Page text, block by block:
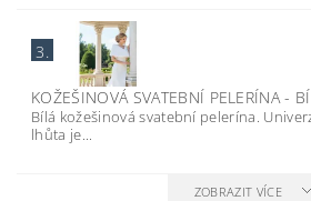
3.
KOŽEŠINOVÁ SVATEBNÍ PELERÍNA -
Bílá kožešinová svatební pelerína.
lhůta je...
ZOBRAZIT VÍCE